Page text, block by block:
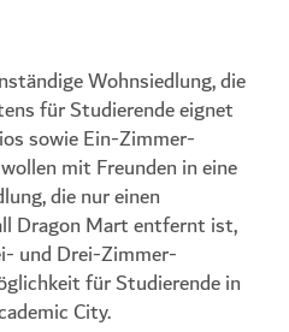
Wohnsiedlung, die
für Studierende eignet
sowie Ein-Zimmer-
mit Freunden in eine
die nur einen
Dragon Mart entfernt ist,
und Drei-Zimmer-
für Studierende in
City.